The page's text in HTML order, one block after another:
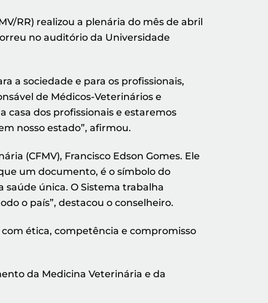
RR) realizou a plenária do mês de abril
no auditório da Universidade
a sociedade e para os profissionais,
de Médicos-Veterinários e
casa dos profissionais e estaremos
nosso estado”, afirmou.
(CFMV), Francisco Edson Gomes. Ele
um documento, é o símbolo do
única. O Sistema trabalha
o país”, destacou o conselheiro.
ética, competência e compromisso
da Medicina Veterinária e da